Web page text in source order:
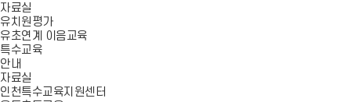
자료실
유치원평가
유초연계 이음교육
특수교육
안내
자료실
인천특수교육지원센터